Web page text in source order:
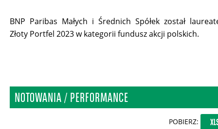
BNP Paribas Małych i Średnich Spółek został
Złoty Portfel 2023 w kategorii fundusz akcji polskich.
NOTOWANIA / PERFORMANCE
POBIERZ: